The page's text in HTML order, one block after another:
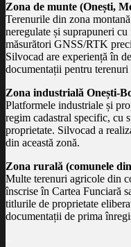
Zona de munte (Onești,
Terenurile din zona
neregulate și suprapuneri
măsurători GNSS/RTK
Silvocad are experiență în
documentații pentru terenuri
Zona industrială Onești-
Platformele industriale și
regim cadastral specific, cu
proprietate. Silvocad a
din această zonă.
Zona rurală (comunele
Multe terenuri agricole din
înscrise în Cartea Funciară
titlurile de proprietate
documentații de prima